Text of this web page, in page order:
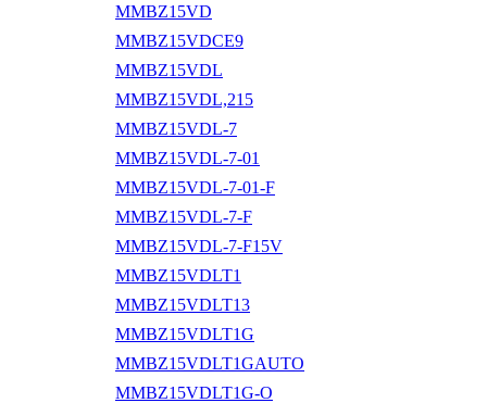
MMBZ15VD
MMBZ15VDCE9
MMBZ15VDL
MMBZ15VDL,215
MMBZ15VDL-7
MMBZ15VDL-7-01
MMBZ15VDL-7-01-F
MMBZ15VDL-7-F
MMBZ15VDL-7-F15V
MMBZ15VDLT1
MMBZ15VDLT13
MMBZ15VDLT1G
MMBZ15VDLT1GAUTO
MMBZ15VDLT1G-O